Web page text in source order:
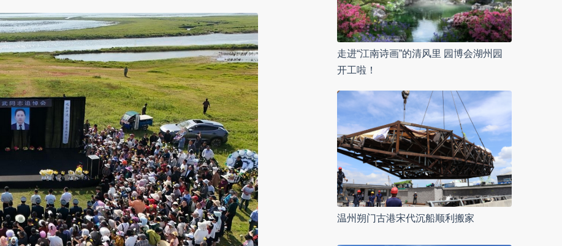
走进“江南诗画”的清风里 园博会湖州园
开工啦！
温州朔门古港宋代沉船顺利搬家